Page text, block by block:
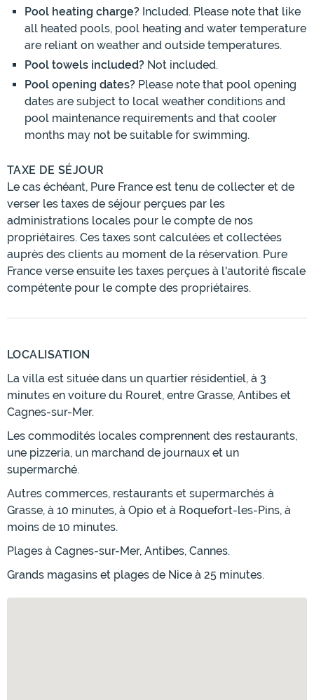
Pool heating charge? Included. Please note that like
all heated pools, pool heating and water temperature
are reliant on weather and outside temperatures.
Pool towels included? Not included.
Pool opening dates? Please note that pool opening
dates are subject to local weather conditions and
pool maintenance requirements and that cooler
months may not be suitable for swimming.
TAXE DE SÉJOUR
Le cas échéant, Pure France est tenu de collecter et de
verser les taxes de séjour perçues par les
administrations locales pour le compte de nos
propriétaires. Ces taxes sont calculées et collectées
auprès des clients au moment de la réservation. Pure
France verse ensuite les taxes perçues à l'autorité fiscale
compétente pour le compte des propriétaires.
LOCALISATION
La villa est située dans un quartier résidentiel, à 3
minutes en voiture du Rouret, entre Grasse, Antibes et
Cagnes-sur-Mer.
Les commodités locales comprennent des restaurants,
une pizzeria, un marchand de journaux et un
supermarché.
Autres commerces, restaurants et supermarchés à
Grasse, à 10 minutes, à Opio et à Roquefort-les-Pins, à
moins de 10 minutes.
Plages à Cagnes-sur-Mer, Antibes, Cannes.
Grands magasins et plages de Nice à 25 minutes.